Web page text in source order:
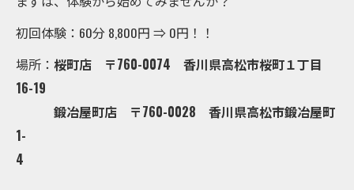
初回体験：60分 8,800円 ⇒ 0円！！
場所： 桜町店 〒760-0074 香川県高松市桜町１丁目
16-19
鍛冶屋町店 〒760-0028 香川県高松市鍛冶屋町
1-
4